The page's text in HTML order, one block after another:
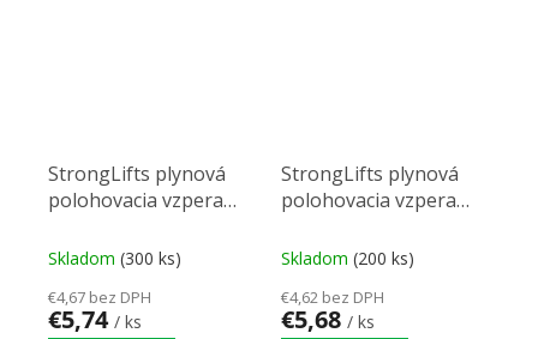
StrongLifts plynová
polohovacia vzpera
Skladom (300 ks)
€4,67 bez DPH
€5,74 / ks
StrongLifts plynová
polohovacia vzpera
Skladom (200 ks)
€4,62 bez DPH
€5,68 / ks